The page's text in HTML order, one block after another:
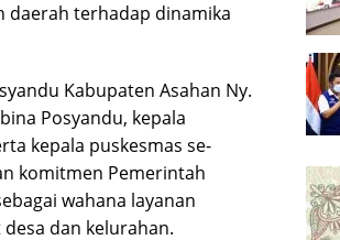
daerah terhadap dinamika
Kabupaten Asahan Ny.
Posyandu, kepala
kepala puskesmas se-
komitmen Pemerintah
wahana layanan
dan kelurahan.